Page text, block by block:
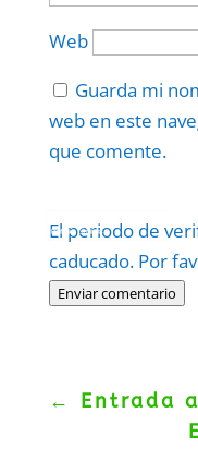
Web
Guarda mi
web en este
que comente.
El periodo de
caducado. Por
Enviar comentario
Politica–Términos.
← Entrada